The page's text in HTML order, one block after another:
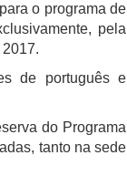
o programa de
pela
de português e
do Programa
tanto na sede